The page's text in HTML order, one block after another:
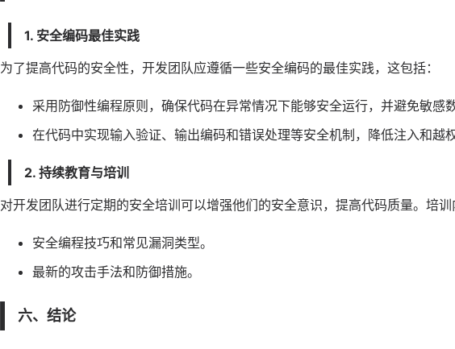
1. 安全编码最佳实践
为了提高代码的安全性，开发团队应遵循一些安全编码的最佳实践，这包括：
采用防御性编程原则，确保代码在异常情况下能够安全运行，并避免敏感数
在代码中实现输入验证、输出编码和错误处理等安全机制，降低注入和越
2. 持续教育与培训
对开发团队进行定期的安全培训可以增强他们的安全意识，提高代码质量。培训
安全编程技巧和常见漏洞类型。
最新的攻击手法和防御措施。
六、结论